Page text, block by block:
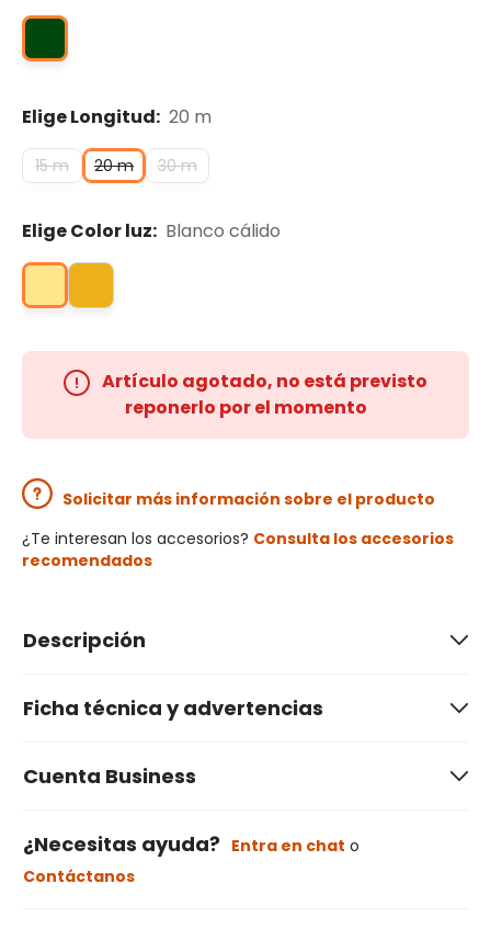
Elige Longitud: 20 m
15 m 20 m 30 m
Elige Color luz: Blanco cálido
Artículo agotado, no está previsto
reponerlo por el momento
Solicitar más información sobre el producto
¿Te interesan los accesorios? Consulta los accesorios
recomendados
Descripción
Ficha técnica y advertencias
Cuenta Business
¿Necesitas ayuda? Entra en chat o
Contáctanos